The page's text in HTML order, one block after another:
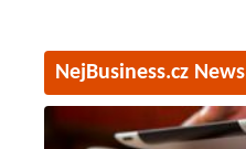
NejBusiness.cz News